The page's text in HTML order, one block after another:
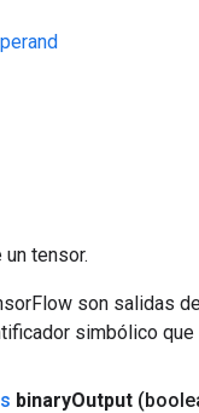
tensor.
son salidas
simbólico
binaryOutput